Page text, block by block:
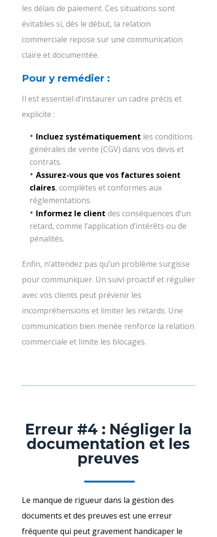
les délais de paiement. Ces situations sont
évitables si, dès le début, la relation
commerciale repose sur une communication
claire et documentée.
Pour y remédier :
Il est essentiel d’instaurer un cadre précis et
explicite :
Incluez systématiquement les conditions
générales de vente (CGV) dans vos devis et
contrats.
Assurez-vous que vos factures soient
claires, complètes et conformes aux
réglementations.
Informez le client des conséquences d’un
retard, comme l’application d’intérêts ou de
pénalités.
Enfin, n’attendez pas qu’un problème surgisse
pour communiquer. Un suivi proactif et régulier
avec vos clients peut prévenir les
incompréhensions et limiter les retards. Une
communication bien menée renforce la relation
commerciale et limite les blocages.
Erreur #4 : Négliger la
documentation et les
preuves
Le manque de rigueur dans la gestion des
documents et des preuves est une erreur
fréquente qui peut gravement handicaper le